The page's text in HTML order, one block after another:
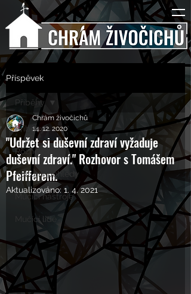
Příspěvek
Příběhy
Rozhovory
Kulturní pohledy
Mučící nástroje
Mučící lidé
Příběhy
"Udržet si duševní zdraví vyžaduje
duševní zdraví." Rozhovor s Tomášem
Pfeifferem.
Chrám živočichů
14. 12. 2020
Aktualizováno: 1. 4. 2021